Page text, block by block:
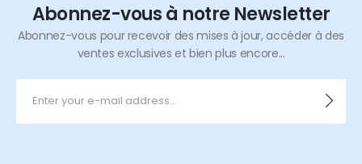
Abonnez-vous à notre Newsletter
Abonnez-vous pour recevoir des mises à jour, accéder à des
ventes exclusives et bien plus encore...